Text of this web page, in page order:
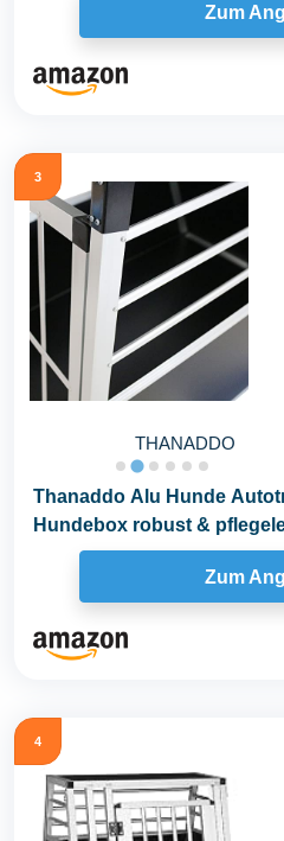
Zum
3
THANADDO
Thanaddo Alu Hunde
Hundebox robust &
Zum
4